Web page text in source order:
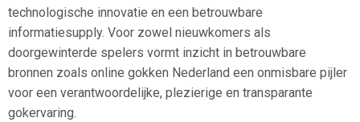
technologische innovatie en een betrouwbare
informatiesupply. Voor zowel nieuwkomers als
doorgewinterde spelers vormt inzicht in betrouwbare
bronnen zoals online gokken Nederland een onmisbare pijler
voor een verantwoordelijke, plezierige en transparante
gokervaring.